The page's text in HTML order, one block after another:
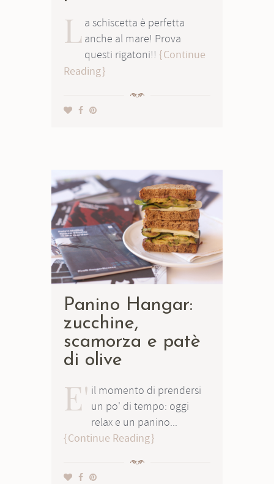
L a schiscetta è perfetta
anche al mare! Prova
questi rigatoni!!
Continue
Reading
Panino Hangar:
zucchine,
scamorza e patè
di olive
E' il momento di prendersi
un po' di tempo: oggi
relax e un panino...
Continue Reading